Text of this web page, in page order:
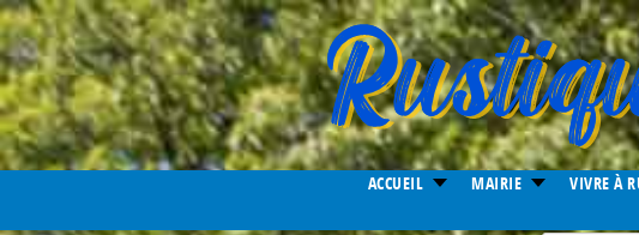
ACCUEIL MAIRIE VIVRE À
Year Month Year
Month